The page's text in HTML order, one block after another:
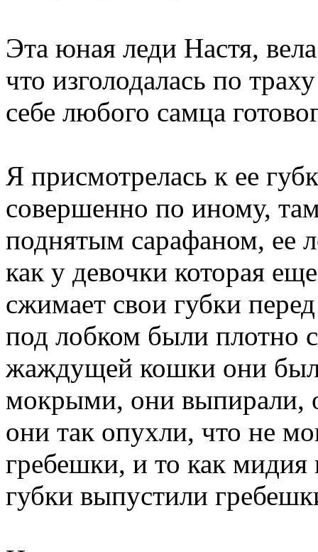
Эта юная леди Настя,
что изголодалась по
себе любого самца
Я присмотрелась к ее
совершенно по иному,
поднятым сарафаном,
как у девочки которая
сжимает свои губки
под лобком были плотно
жаждущей кошки они
мокрыми, они выпирали,
они так опухли, что не
гребешки, и то как
губки выпустили